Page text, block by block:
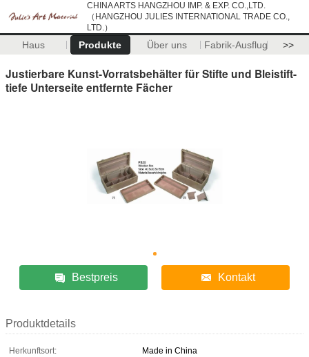
CHINA ARTS HANGZHOU IMP. & EXP. CO.,LTD.
（HANGZHOU JULIES INTERNATIONAL TRADE CO.,
LTD.）
Haus Produkte Über uns Fabrik-Ausflug >>
Justierbare Kunst-Vorratsbehälter für Stifte und Bleistift-
tiefe Unterseite entfernte Fächer
Bestpreis Kontakt
Produktdetails
Herkunftsort:
Made in China